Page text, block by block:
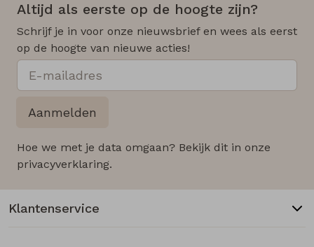
Altijd als eerste op de hoogte zijn?
Schrijf je in voor onze nieuwsbrief en wees als eerst
op de hoogte van nieuwe acties!
Aanmelden
Hoe we met je data omgaan? Bekijk dit in onze
privacyverklaring.
Klantenservice